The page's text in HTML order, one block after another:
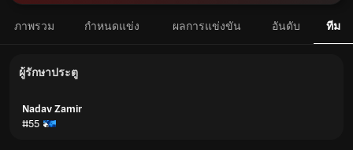
ภาพรวม กำหนดแข่ง ผลการแข่งขัน อันดับ ทีม
ผู้รักษาประตู
Nadav Zamir
#55